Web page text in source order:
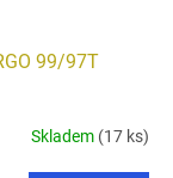
99/97T
Skladem (17 ks)